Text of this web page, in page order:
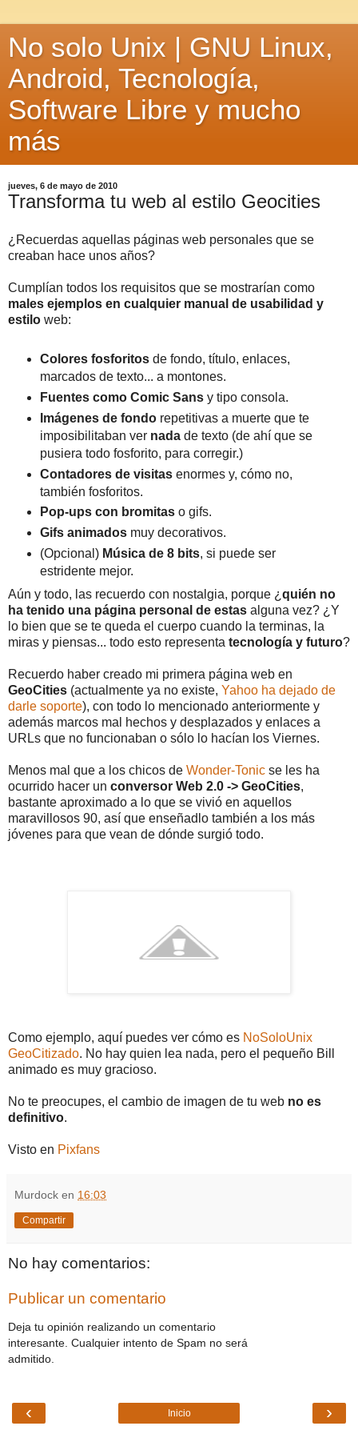
No solo Unix | GNU Linux,
Android, Tecnología,
Software Libre y mucho
más
jueves, 6 de mayo de 2010
Transforma tu web al estilo Geocities
¿Recuerdas aquellas páginas web personales que se
creaban hace unos años?
Cumplían todos los requisitos que se mostrarían como
males ejemplos en cualquier manual de usabilidad y
estilo web:
Colores fosforitosde fondo, título, enlaces,
marcados de texto... a montones.
Fuentes como Comic Sansy tipo consola.
Imágenes de fondorepetitivas a muerte que te
imposibilitaban ver nadade texto (de ahí que se
pusiera todo fosforito, para corregir.)
Contadores de visitasenormes y, cómo no,
también fosforitos.
Pop-ups con bromitaso gifs.
Gifs animadosmuy decorativos.
(Opcional) Música de 8 bits, si puede ser
estridente mejor.
Aún y todo, las recuerdo con nostalgia, porque ¿ quién no
ha tenido una página personal de estas alguna vez? ¿Y
lo bien que se te queda el cuerpo cuando la terminas, la
miras y piensas... todo esto representa tecnología y futuro?
Recuerdo haber creado mi primera página web en
GeoCities (actualmente ya no existe, Yahoo ha dejado de
darle soporte), con todo lo mencionado anteriormente y
además marcos mal hechos y desplazados y enlaces a
URLs que no funcionaban o sólo lo hacían los Viernes.
Menos mal que a los chicos de Wonder-Tonic se les ha
ocurrido hacer un conversor Web 2.0 -> GeoCities,
bastante aproximado a lo que se vivió en aquellos
maravillosos 90, así que enseñadlo también a los más
jóvenes para que vean de dónde surgió todo.
Como ejemplo, aquí puedes ver cómo es NoSoloUnix
GeoCitizado. No hay quien lea nada, pero el pequeño Bill
animado es muy gracioso.
No te preocupes, el cambio de imagen de tu web no es
definitivo.
Visto en Pixfans
Murdock en 16:03
Compartir
No hay comentarios:
Publicar un comentario
Deja tu opinión realizando un comentario
interesante. Cualquier intento de Spam no será
admitido.
‹ ›
Inicio